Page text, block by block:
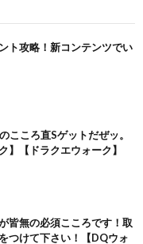
ト攻略！新コンテンツでい
こころ直Sゲットだぜッ。
】【ドラクエウォーク】
皆無の必須こころです！取
つけて下さい！【DQウォ